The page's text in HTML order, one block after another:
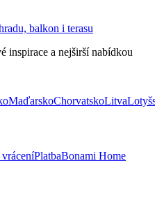
balkon i terasu
inspirace a nejširší nabídkou
MaďarskoChorvatskoLitva
vráceníPlatbaBonami Home